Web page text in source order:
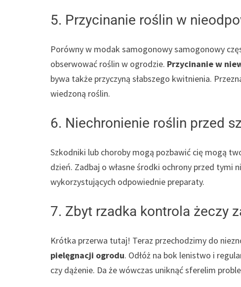
5. Przycinanie roślin w
Porówny w modak samogonowy samogonowy
obserwować roślin w ogrodzie. Przycinanie w
bywa także przyczyną słabszego kwitnienia.
wiedzoną roślin.
6. Niechronienie roślin przed
Szkodniki lub choroby mogą pozbawić cię mogą
dzień. Zadbaj o własne środki ochrony przed
wykorzystujących odpowiednie preparaty.
7. Zbyt rzadka kontrola żeczy
Krótka przerwa tutaj! Teraz przechodzimy do
pielęgnacji ogrodu. Odłóż na bok lenistwo i
czy dążenie. Da że wówczas uniknąć sferelim